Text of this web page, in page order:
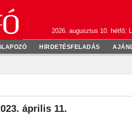
2026. augusztus 10. hétfő;
HIRDETÉSFELADÁS
április 11.